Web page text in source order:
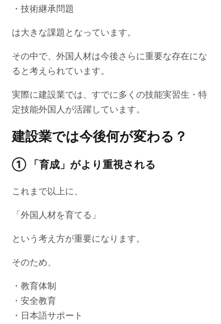
・技術継承問題
は大きな課題となっています。
その中で、外国人材は今後さらに重要な存在にな
ると考えられています。
実際に建設業では、すでに多くの技能実習生・特
定技能外国人が活躍しています。
建設業では今後何が変わる？
① 「育成」がより重視される
これまで以上に、
「外国人材を育てる」
という考え方が重要になります。
そのため、
・教育体制
・安全教育
・日本語サポート